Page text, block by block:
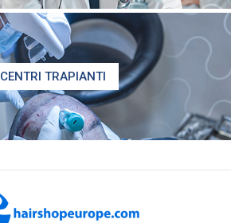
CENTRI TRAPIANTI